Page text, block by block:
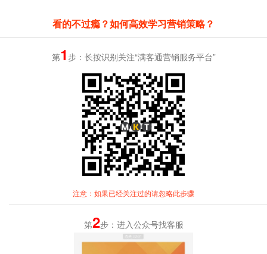
看的不过瘾？如何高效学习营销策略？
第1 步：长按识别关注“满客通营销服务平台”
注意：如果已经关注过的请忽略此步骤
第2步：进入公众号找客服